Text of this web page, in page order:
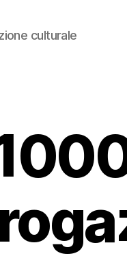
culturale